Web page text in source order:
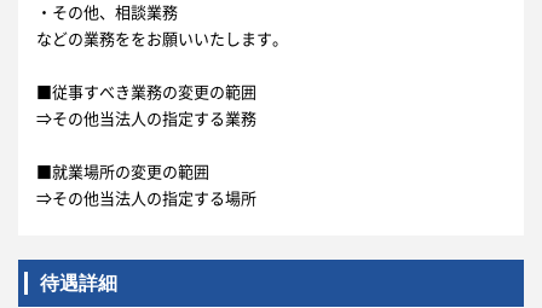
・その他、相談業務
などの業務ををお願いいたします。
■従事すべき業務の変更の範囲
⇒その他当法人の指定する業務
■就業場所の変更の範囲
⇒その他当法人の指定する場所
待遇詳細